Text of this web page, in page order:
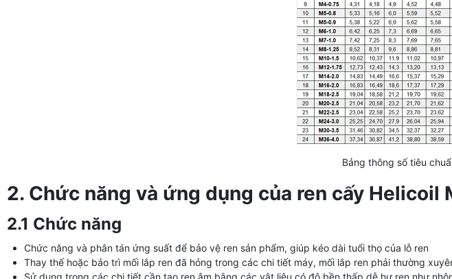
Bảng thông số tiêu
2. Chức năng và ứng dụng của ren cấy Helicoil
2.1 Chức năng
Chức năng và phân tán ứng suất để bảo vệ ren sản phẩm, giúp kéo dài tuổi thọ của lỗ ren
Thay thế hoặc bảo trì mối lắp ren đã hỏng trong các chi tiết máy, mối lắp ren phải thường
Sử dụng trong các chi tiết cần tạo ren âm bằng các vật liệu có độ bền thấp dễ hư ren như